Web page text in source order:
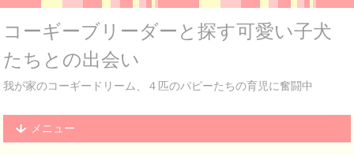
コーギーブリーダーと探す可愛い子犬
たちとの出会い
我が家のコーギードリーム、４匹のパピーたちの育児に奮闘中
メニュー